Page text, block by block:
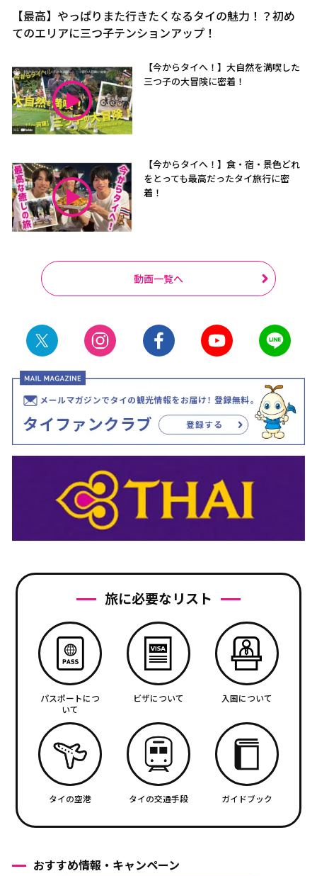
【最高】やっぱりまた行きたくなるタイの魅力！？初め
てのエリアに三つ子テンションアップ！
【今からタイへ！】大自然を満喫した
三つ子の大冒険に密着！
【今からタイへ！】食・宿・景色どれ
をとっても最高だったタイ旅行に密
着！
動画一覧へ
旅に必要なリスト
パスポートにつ
いて
ビザについて 入国について
タイの空港 タイの交通手段 ガイドブック
おすすめ情報・キャンペーン